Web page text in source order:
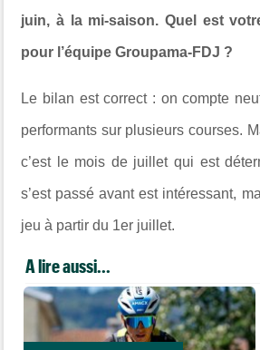
juin, à la mi-saison. Quel est
pour l’équipe Groupama-FDJ ?
Le bilan est correct : on compte
performants sur plusieurs courses.
c’est le mois de juillet qui est
s’est passé avant est intéressant,
jeu à partir du 1er juillet.
A lire aussi...